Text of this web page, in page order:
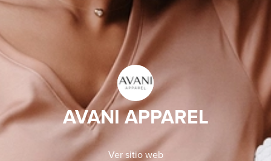
AVANI APPAREL
Ver sitio web